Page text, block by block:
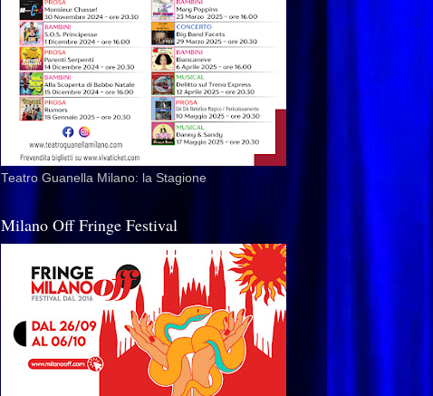
Teatro Guanella Milano: la Stagione
Milano Off Fringe Festival